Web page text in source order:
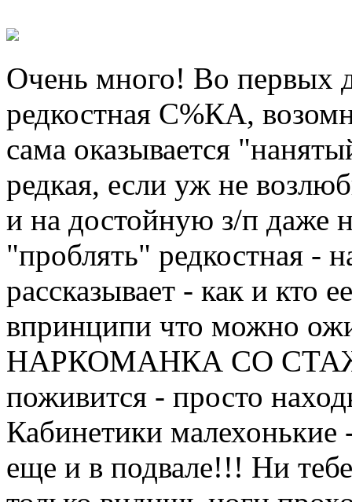
Очень много! Во первых
редкостная С%КА,
сама оказывается
редкая, если уж не
и на достойную з/п даже
"проблять" редкостная -
рассказывает - как и кто
впринципи что можно
НАРКОМАНКА СО
поживится - просто
Кабинетики малехонькие
еще и в подвале!!! Ни